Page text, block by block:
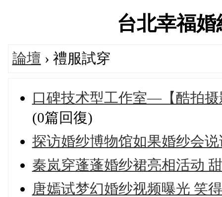
台北幸福
論壇 › 禮服試穿
口碑技术型工作室—【酷拍
(0篇回復)
探访婚纱博物馆如果婚纱会说
秦岚穿蓬蓬婚纱裙亮相活动
唐嫣试梦幻婚纱视频曝光 笑